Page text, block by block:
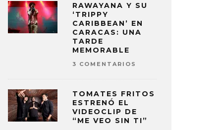
RAWAYANA Y SU
‘TRIPPY
CARIBBEAN’ EN
CARACAS: UNA
TARDE
MEMORABLE
3 COMENTARIOS
TOMATES FRITOS
ESTRENÓ EL
VIDEOCLIP DE
“ME VEO SIN TI”